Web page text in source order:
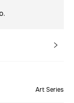
Art Series